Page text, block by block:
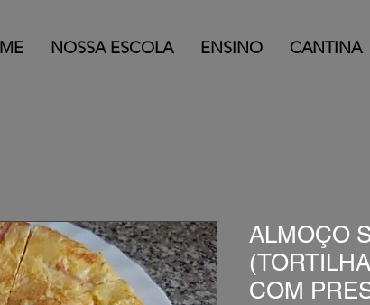
NOSSA ESCOLA ENSINO CANTINA
ALMOÇO
COM